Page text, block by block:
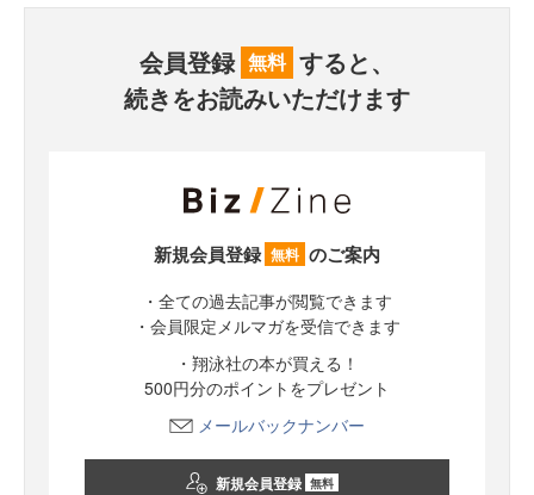
会員登録 無料 すると、
続きをお読みいただけます
新規会員登録 無料 のご案内
・全ての過去記事が閲覧できます
・会員限定メルマガを受信できます
・翔泳社の本が買える！
500円分のポイントをプレゼント
メールバックナンバー
新規会員登録 無料